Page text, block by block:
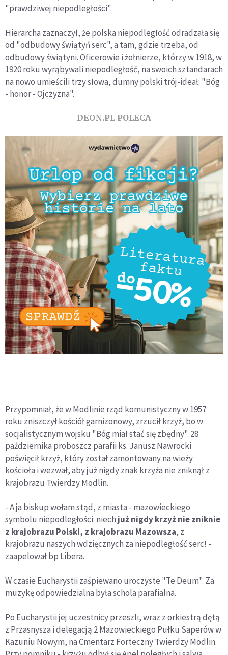
"prawdziwej niepodległości".
Hierarcha zaznaczył, że polska niepodległość odradzała się
od "odbudowy świątyń serc", a tam, gdzie trzeba, od
odbudowy świątyni. Oficerowie i żołnierze, którzy w 1918, w
1920 roku wyrąbywali niepodległość, na swoich sztandarach
na nowo umieścili trzy słowa, dumny polski trój-ideał: "Bóg
- honor - Ojczyzna".
DEON.PL POLECA
Przypomniał, że w Modlinie rząd komunistyczny w 1957
roku zniszczył kościół garnizonowy, zrzucił krzyż, bo w
socjalistycznym wojsku "Bóg miał stać się zbędny". 28
października proboszcz parafii ks. Janusz Nawrocki
poświęcił krzyż, który został zamontowany na wieży
kościoła i wezwał, aby już nigdy znak krzyża nie zniknął z
krajobrazu Twierdzy Modlin.
- A ja biskup wołam stąd, z miasta - mazowieckiego
symbolu niepodległości: niech już nigdy krzyż nie zniknie
z krajobrazu Polski, z krajobrazu Mazowsza, z
krajobrazu naszych wdzięcznych za niepodległość serc! -
zaapelował bp Libera.
W czasie Eucharystii zaśpiewano uroczyste "Te Deum". Za
muzykę odpowiedzialna była schola parafialna.
Po Eucharystii jej uczestnicy przeszli, wraz z orkiestrą dętą
z Przasnysza i delegacją 2 Mazowieckiego Pułku Saperów w
Kazuniu Nowym, na Cmentarz Forteczny Twierdzy Modlin.